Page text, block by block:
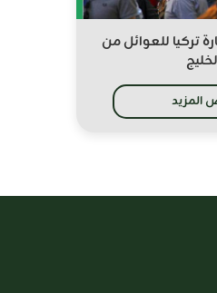
تركيا للعوائل من
المزيد